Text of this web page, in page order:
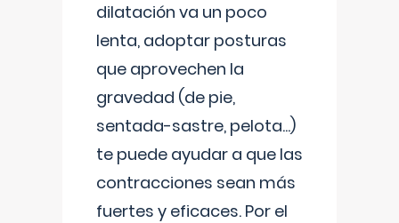
dilatación va un poco
lenta, adoptar posturas
que aprovechen la
gravedad (de pie,
sentada-sastre, pelota...)
te puede ayudar a que las
contracciones sean más
fuertes y eficaces. Por el